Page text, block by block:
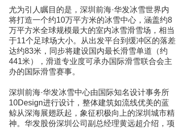
尤为引人瞩目的是，深圳前海·华发冰雪世界内
将打造一个约10万平方米的冰雪中心，涵盖约8
万平方米全球规模最大的室内冰雪滑雪场，相当
于11个足球场大小。从出发平台到缓冲区的落差
达约83米，同步将建设国内最长滑雪单道（约
441米），滑道专业度可承办国际滑雪联合会主
办的国际滑雪赛事。
深圳前海·华发冰雪中心由国际知名设计事务所
10Design进行设计，整体建筑如流线优美的蓝
鲸从深海展翅跃起，象征积极向上的深圳城市精
神。华发股份深圳公司副总经理黄远超介绍，项